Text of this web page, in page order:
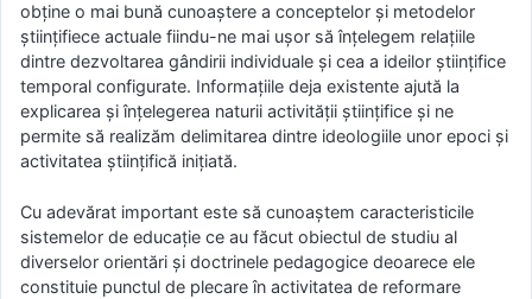
obţine o mai bună cunoaştere a conceptelor şi metodelor
ştiinţifiece actuale fiindu-ne mai uşor să înţelegem relaţiile
dintre dezvoltarea gândirii individuale şi cea a ideilor ştiinţifice
temporal configurate. Informaţiile deja existente ajută la
explicarea şi înţelegerea naturii activităţii ştiinţifice şi ne
permite să realizăm delimitarea dintre ideologiile unor epoci şi
activitatea ştiinţifică iniţiată.
Cu adevărat important este să cunoaştem caracteristicile
sistemelor de educaţie ce au făcut obiectul de studiu al
diverselor orientări şi doctrinele pedagogice deoarece ele
constituie punctul de plecare în activitatea de reformare